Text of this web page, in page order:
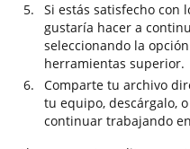
Si estás satisfecho con
gustaría hacer a
seleccionando la
herramientas superior.
Comparte tu archivo
tu equipo, descárgalo,
continuar trabajando